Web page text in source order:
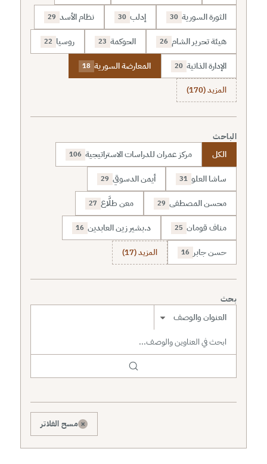
الثورة السورية 30 إدلب 30 نظام الأسد 29
هيئة تحرير الشام 26 الحوكمة 23 روسيا 22
الإدارة الذاتية 20 المعارضة السورية 18
المزيد (170)
الباحث
الكل مركز عمران للدراسات الاستراتيجية 106
ساشا العلو 31 أيمن الدسوقي 29
محسن المصطفى 29 معن طلَّاع 27
مناف قومان 25 د.بشير زين العابدين 16
حسن جابر 16 المزيد (17)
بحث
نطاق البحث
× مسح الفلاتر